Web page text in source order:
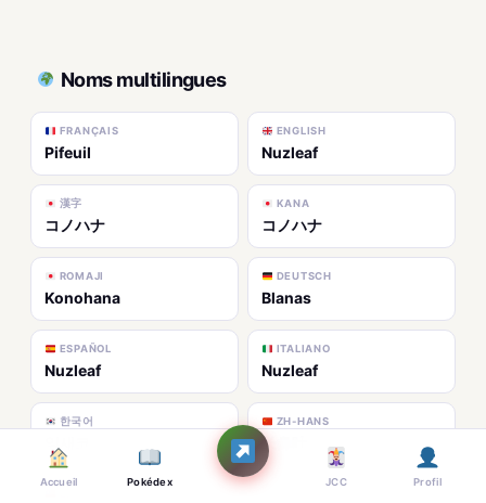
Noms multilingues
FRANÇAIS
Pifeuil
ENGLISH
Nuzleaf
漢字
コノハナ
KANA
コノハナ
ROMAJI
Konohana
DEUTSCH
Blanas
ESPAÑOL
Nuzleaf
ITALIANO
Nuzleaf
한국어 ZH-HANS
长鼻叶
Accueil Pokédex JCC Profil